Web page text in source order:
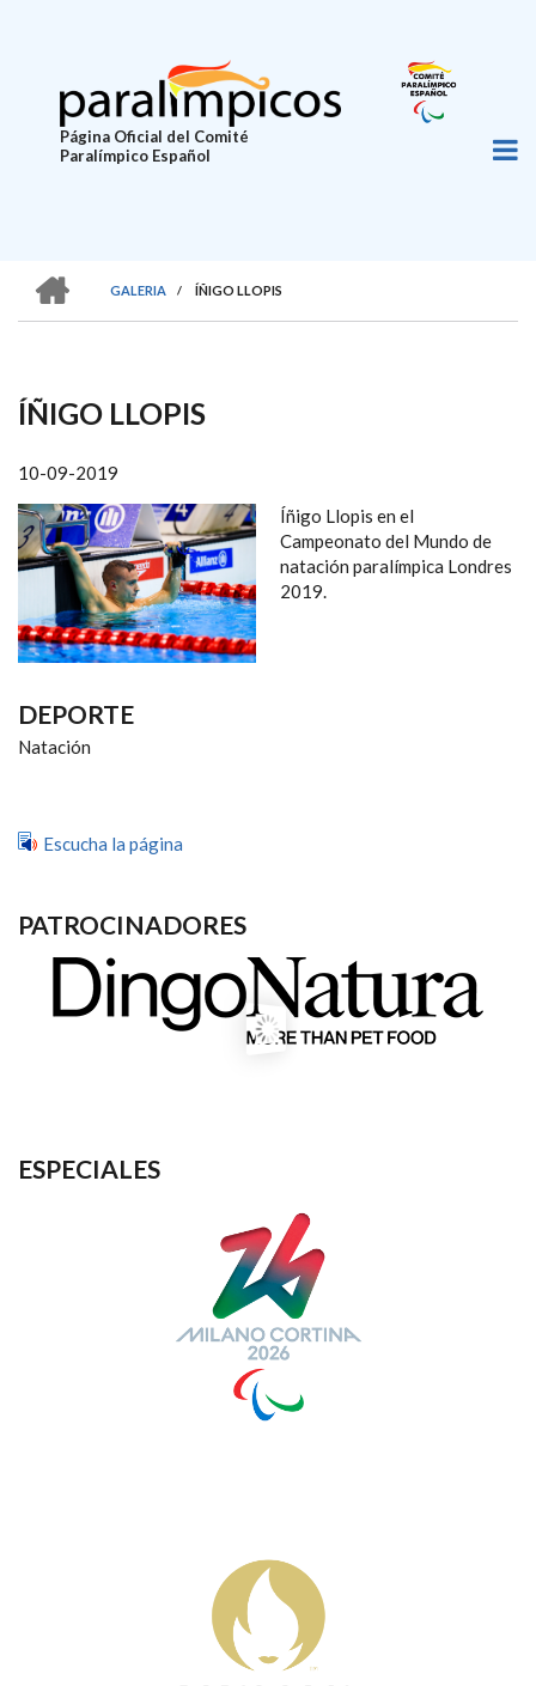
principal
Página Oficial del Comité
Paralímpico Español
SOBRESCRIBIR
DE
AYUDA
A
LA
NAVEGACIÓN
GALERIA
/ ÍÑIGO LLOPIS
ÍÑIGO LLOPIS
10-09-2019
Íñigo Llopis en el
Campeonato del Mundo de
natación paralímpica Londres
2019.
DEPORTE
Natación
Escucha la página
PATROCINADORES
ESPECIALES